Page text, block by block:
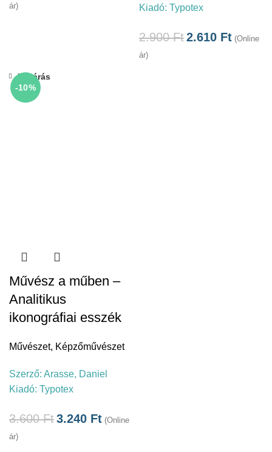
ár)
Kiadó: Typotex
2.900Ft2.610 Ft (Online
ár)
-10%
Bezárás
Művész a műben –
Analitikus
ikonográfiai esszék
Művészet, Képzőművészet
Szerző: Arasse, Daniel
Kiadó: Typotex
3.600Ft3.240 Ft (Online
ár)